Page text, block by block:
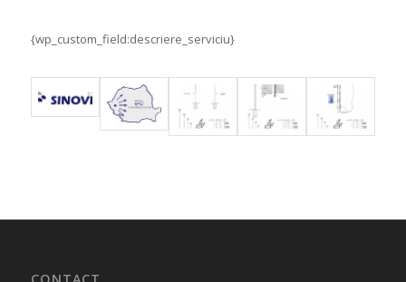
{wp_custom_field:descriere_serviciu}